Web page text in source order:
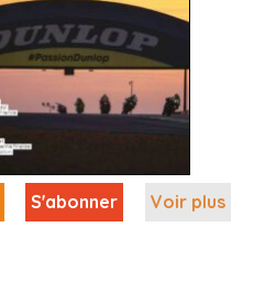
S'abonner Voir plus